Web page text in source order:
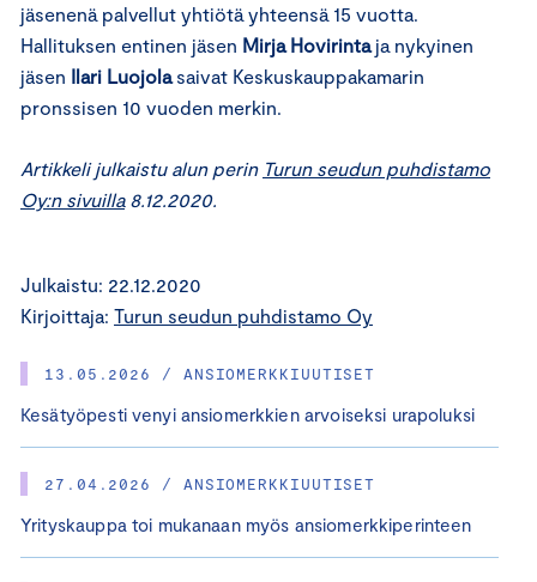
Julkaistu: 22.12.2020
Kirjoittaja: Turun seudun puhdistamo Oy
13.05.2026 / ANSIOMERKKIUUTISET
Kesätyöpesti venyi ansiomerkkien arvoiseksi urapoluksi
27.04.2026 / ANSIOMERKKIUUTISET
Yrityskauppa toi mukanaan myös ansiomerkkiperinteen
jäsenenä palvellut yhtiötä yhteensä 15 vuotta.
Hallituksen entinen jäsen Mirja Hovirintaja nykyinen
jäsen Ilari Luojolasaivat Keskuskauppakamarin
pronssisen 10 vuoden merkin.
Artikkeli julkaistu alun perin Turun seudun puhdistamo
Oy:n sivuilla8.12.2020.